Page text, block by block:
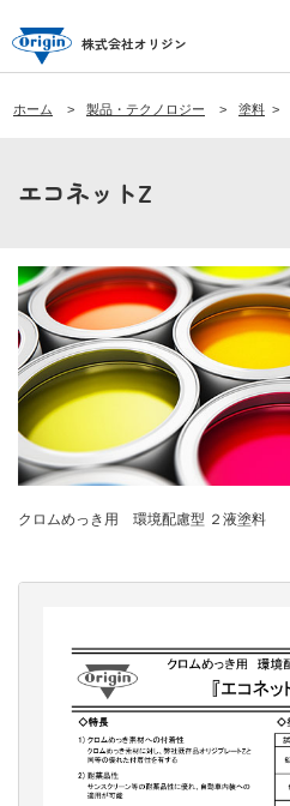
株式会社オリジン
ホーム 製品・テクノロジー 塗料
エコネットZ
クロムめっき用 環境配慮型 ２液塗料